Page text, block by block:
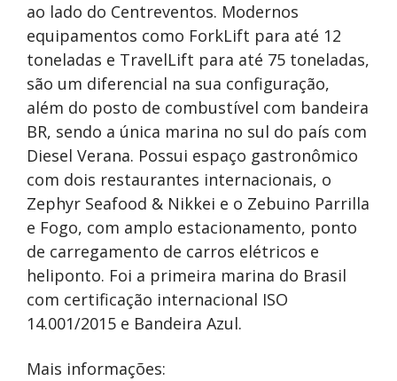
ao lado do Centreventos. Modernos
equipamentos como ForkLift para até 12
toneladas e TravelLift para até 75 toneladas,
são um diferencial na sua configuração,
além do posto de combustível com bandeira
BR, sendo a única marina no sul do país com
Diesel Verana. Possui espaço gastronômico
com dois restaurantes internacionais, o
Zephyr Seafood & Nikkei e o Zebuino Parrilla
e Fogo, com amplo estacionamento, ponto
de carregamento de carros elétricos e
heliponto. Foi a primeira marina do Brasil
com certificação internacional ISO
14.001/2015 e Bandeira Azul.
Mais informações: